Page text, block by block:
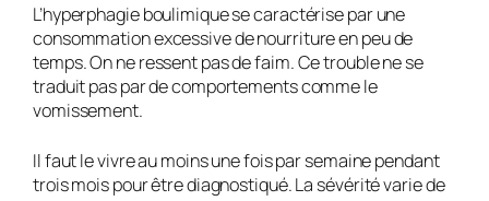
L’hyperphagie boulimique se caractérise par une
consommation excessive de nourriture en peu de
temps. On ne ressent pas de faim. Ce trouble ne se
traduit pas par de comportements comme le
vomissement.
Il faut le vivre au moins une fois par semaine pendant
trois mois pour être diagnostiqué. La sévérité varie de